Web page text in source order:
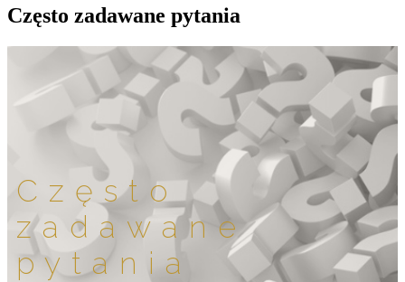
Często zadawane pytania
Często
zadawane
pytania